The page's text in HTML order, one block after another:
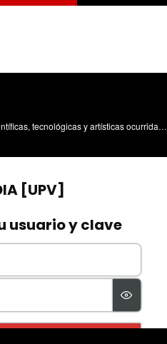
Divulgación de las actividades científicas, tecnológicas y artísticas ocurridas en los tres campus de la UPV